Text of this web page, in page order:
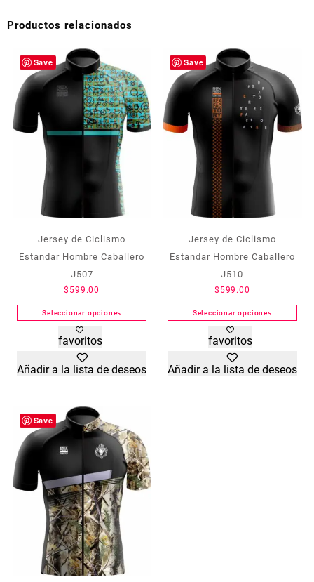
Productos relacionados
Save
Jersey de Ciclismo
Estandar Hombre Caballero
J507
$ 599.00
Seleccionar opciones
Este
producto
tiene
múltiples
opciones
se
pueden
elegir
en
la
página
de
producto
favoritos
Añadir a la lista de deseos
Save
Jersey de Ciclismo
Estandar Hombre Caballero
J510
$ 599.00
Seleccionar opciones
Este
producto
tiene
múltiples
favoritos
Añadir a la lista de deseos
Save